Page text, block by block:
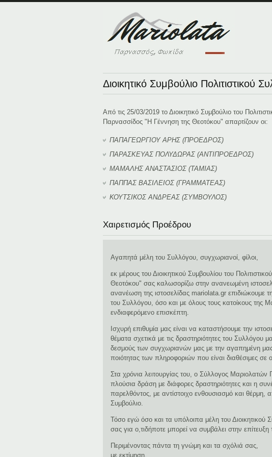
Διοικητικό Συμβούλιο Πολιτιστικού
Από τις 25/03/2019 το Διοικητικό Συμβούλιο του
Παρνασσίδος "Η Γέννηση της Θεοτόκου" απαρτίζουν οι:
ΠΑΠΑΓΕΩΡΓΙΟΥ ΑΡΗΣ (ΠΡΟΕΔΡΟΣ)
ΠΑΡΑΣΚΕΥΑΣ ΠΟΛΥΔΩΡΑΣ (ΑΝΤΙΠΡΟΕΔΡΟΣ)
ΜΑΜΑΛΗΣ ΑΝΑΣΤΑΣΙΟΣ (ΤΑΜΙΑΣ)
ΠΑΠΠΑΣ ΒΑΣΙΛΕΙΟΣ (ΓΡΑΜΜΑΤΕΑΣ)
ΚΟΥΤΣΙΚΟΣ ΑΝΔΡΕΑΣ (ΣΥΜΒΟΥΛΟΣ)
Χαιρετισμός Προέδρου
Αγαπητά μέλη του Συλλόγου, συγχωριανοί, φίλοι,
εκ μέρους του Διοικητικού Συμβουλίου του
Θεοτόκου" σας καλωσορίζω στην ανανεωμένη
ανανέωση της ιστοσελίδας mariolata.gr επιδιώκουμε
του Συλλόγου, όσο και με όλους τους κατοίκους της
ενδιαφερόμενο επισκέπτη.
Ισχυρή επιθυμία μας είναι να καταστήσουμε την
θέματα σχετικά με τις δραστηριότητες του Συλλόγου
δεσμούς των συγχωριανών μας με την αγαπημένη
ποιότητας των πληροφοριών που είναι διαθέσιμες
Στα χρόνια λειτουργίας του, ο Σύλλογος Μαριολατών
πλούσια δράση με διάφορες δραστηριότητες και η
παρελθόντος, με αντίστοιχο ενθουσιασμό και θέρμη,
Συμβούλιο.
Τόσο εγώ όσο και τα υπόλοιπα μέλη του
σας για ο,τιδήποτε μπορεί να συμβάλει στην
Περιμένοντας πάντα τη γνώμη και τα σχόλιά σας,
με εκτίμηση,